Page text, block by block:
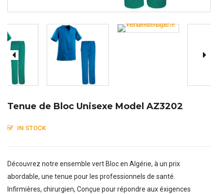
Tenue de Bloc Unisexe Model AZ3202
IN STOCK
Découvrez notre ensemble vert Bloc en Algérie, à un prix
abordable, une tenue pour les professionnels de santé.
Infirmières, chirurgien, Conçue pour répondre aux éxigences